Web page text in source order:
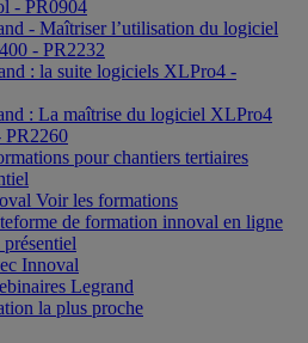
- PR0904
- Maîtriser l’utilisation du logiciel
- PR2232
: la suite logiciels XLPro4 -
: La maîtrise du logiciel XLPro4
PR2260
pour chantiers tertiaires
Voir les formations
de formation innoval en ligne
Innoval
Legrand
la plus proche